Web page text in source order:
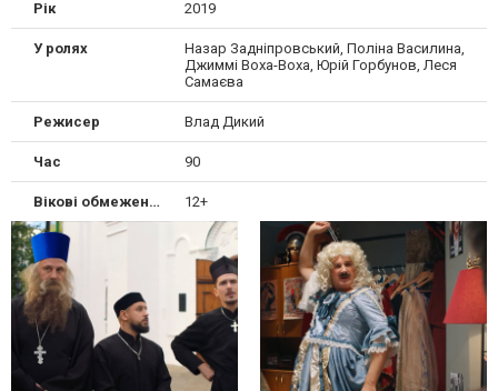
Рік 2019
У ролях
Назар Задніпровський, Поліна Василина,
Джиммі Воха-Воха, Юрій Горбунов, Леся
Самаєва
Режисер Влад Дикий
Час 90
Вікові обмеження 12+